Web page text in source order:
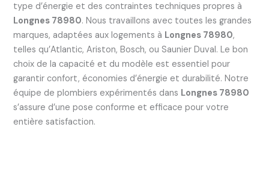
type d’énergie et des contraintes techniques propres à
Longnes 78980. Nous travaillons avec toutes les grandes
marques, adaptées aux logements à Longnes 78980,
telles qu’Atlantic, Ariston, Bosch, ou Saunier Duval. Le bon
choix de la capacité et du modèle est essentiel pour
garantir confort, économies d’énergie et durabilité. Notre
équipe de plombiers expérimentés dans Longnes 78980
s’assure d’une pose conforme et efficace pour votre
entière satisfaction.